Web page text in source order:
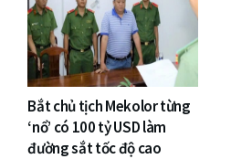
Bắt chủ tịch Mekolor từng
‘nổ’ có 100 tỷ USD làm
đường sắt tốc độ cao